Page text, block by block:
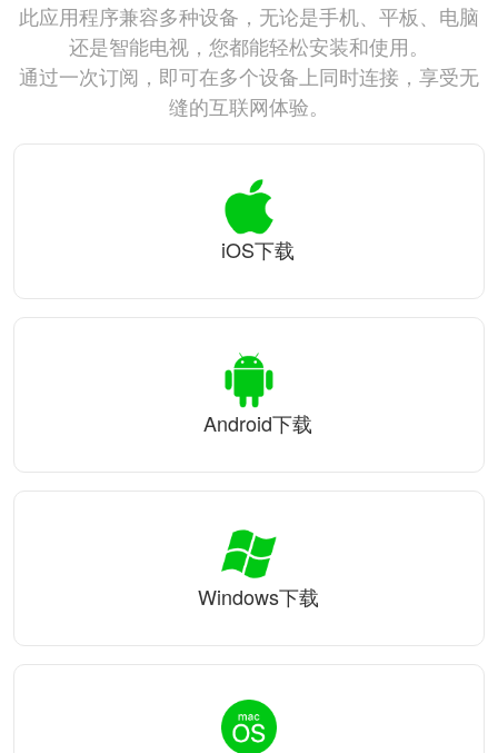
此应用程序兼容多种设备，无论是手机、平板、电脑
还是智能电视，您都能轻松安装和使用。
通过一次订阅，即可在多个设备上同时连接，享受无
缝的互联网体验。
iOS下载
Android下载
Windows下载